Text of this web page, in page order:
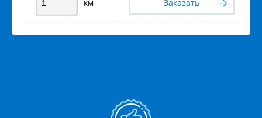
км Заказать